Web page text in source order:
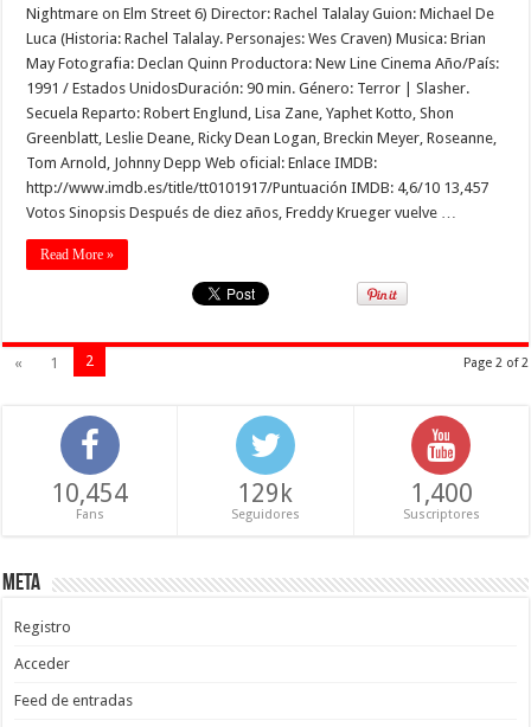
Nightmare on Elm Street 6) Director: Rachel Talalay Guion: Michael De
Luca (Historia: Rachel Talalay. Personajes: Wes Craven) Musica: Brian
May Fotografia: Declan Quinn Productora: New Line Cinema Año/País:
1991 / Estados UnidosDuración: 90 min. Género: Terror | Slasher.
Secuela Reparto: Robert Englund, Lisa Zane, Yaphet Kotto, Shon
Greenblatt, Leslie Deane, Ricky Dean Logan, Breckin Meyer, Roseanne,
Tom Arnold, Johnny Depp Web oficial: Enlace IMDB:
http://www.imdb.es/title/tt0101917/Puntuación IMDB: 4,6/10 13,457
Votos Sinopsis Después de diez años, Freddy Krueger vuelve …
Read More »
Page 2 of 2
« 1 2
10,454
Fans
129k
Seguidores
1,400
Suscriptores
Meta
Registro
Acceder
Feed de entradas